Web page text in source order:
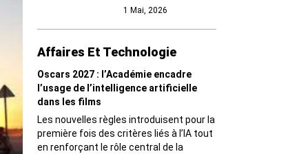
1 Mai, 2026
Affaires Et Technologie
Oscars 2027 : l’Académie encadre
l’usage de l’intelligence artificielle
dans les films
Les nouvelles règles introduisent pour la
première fois des critères liés à l’IA tout
en renforçant le rôle central de la